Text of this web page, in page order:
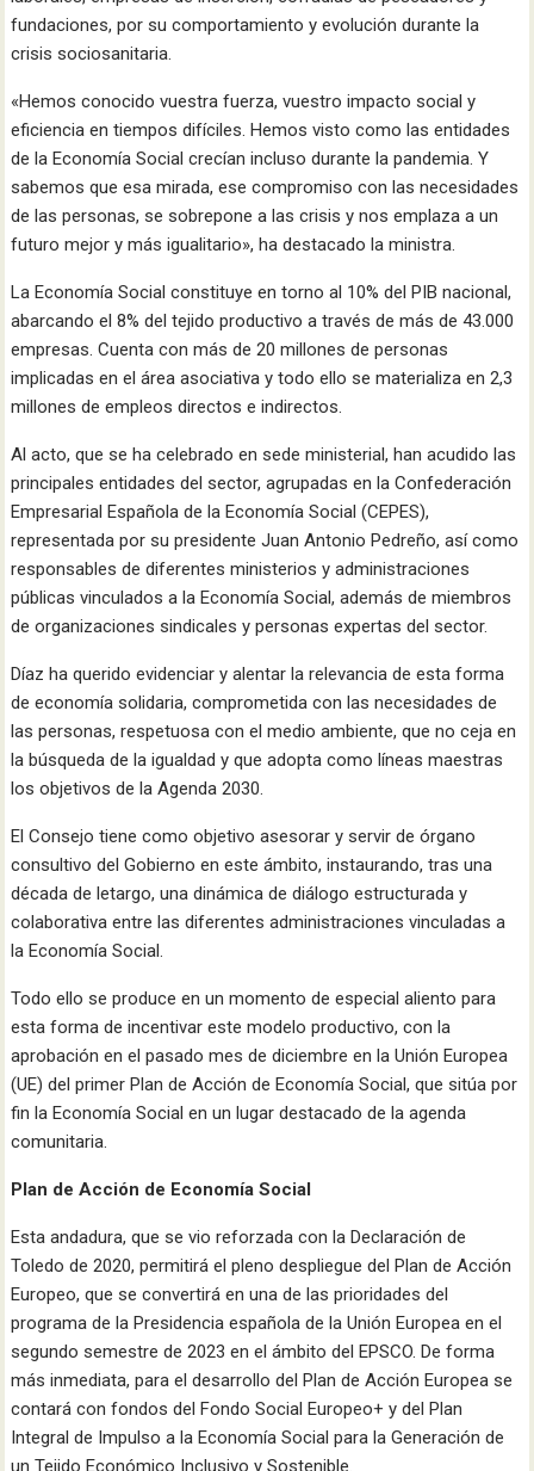
fundaciones, por su comportamiento y evolución durante la
crisis sociosanitaria.
«Hemos conocido vuestra fuerza, vuestro impacto social y
eficiencia en tiempos difíciles. Hemos visto como las entidades
de la Economía Social crecían incluso durante la pandemia. Y
sabemos que esa mirada, ese compromiso con las necesidades
de las personas, se sobrepone a las crisis y nos emplaza a un
futuro mejor y más igualitario», ha destacado la ministra.
La Economía Social constituye en torno al 10% del PIB nacional,
abarcando el 8% del tejido productivo a través de más de 43.000
empresas. Cuenta con más de 20 millones de personas
implicadas en el área asociativa y todo ello se materializa en 2,3
millones de empleos directos e indirectos.
Al acto, que se ha celebrado en sede ministerial, han acudido las
principales entidades del sector, agrupadas en la Confederación
Empresarial Española de la Economía Social (CEPES),
representada por su presidente Juan Antonio Pedreño, así como
responsables de diferentes ministerios y administraciones
públicas vinculados a la Economía Social, además de miembros
de organizaciones sindicales y personas expertas del sector.
Díaz ha querido evidenciar y alentar la relevancia de esta forma
de economía solidaria, comprometida con las necesidades de
las personas, respetuosa con el medio ambiente, que no ceja en
la búsqueda de la igualdad y que adopta como líneas maestras
los objetivos de la Agenda 2030.
El Consejo tiene como objetivo asesorar y servir de órgano
consultivo del Gobierno en este ámbito, instaurando, tras una
década de letargo, una dinámica de diálogo estructurada y
colaborativa entre las diferentes administraciones vinculadas a
la Economía Social.
Todo ello se produce en un momento de especial aliento para
esta forma de incentivar este modelo productivo, con la
aprobación en el pasado mes de diciembre en la Unión Europea
(UE) del primer Plan de Acción de Economía Social, que sitúa por
fin la Economía Social en un lugar destacado de la agenda
comunitaria.
Plan de Acción de Economía Social
Esta andadura, que se vio reforzada con la Declaración de
Toledo de 2020, permitirá el pleno despliegue del Plan de Acción
Europeo, que se convertirá en una de las prioridades del
programa de la Presidencia española de la Unión Europea en el
segundo semestre de 2023 en el ámbito del EPSCO. De forma
más inmediata, para el desarrollo del Plan de Acción Europea se
contará con fondos del Fondo Social Europeo+ y del Plan
Integral de Impulso a la Economía Social para la Generación de
un Tejido Económico Inclusivo y Sostenible.